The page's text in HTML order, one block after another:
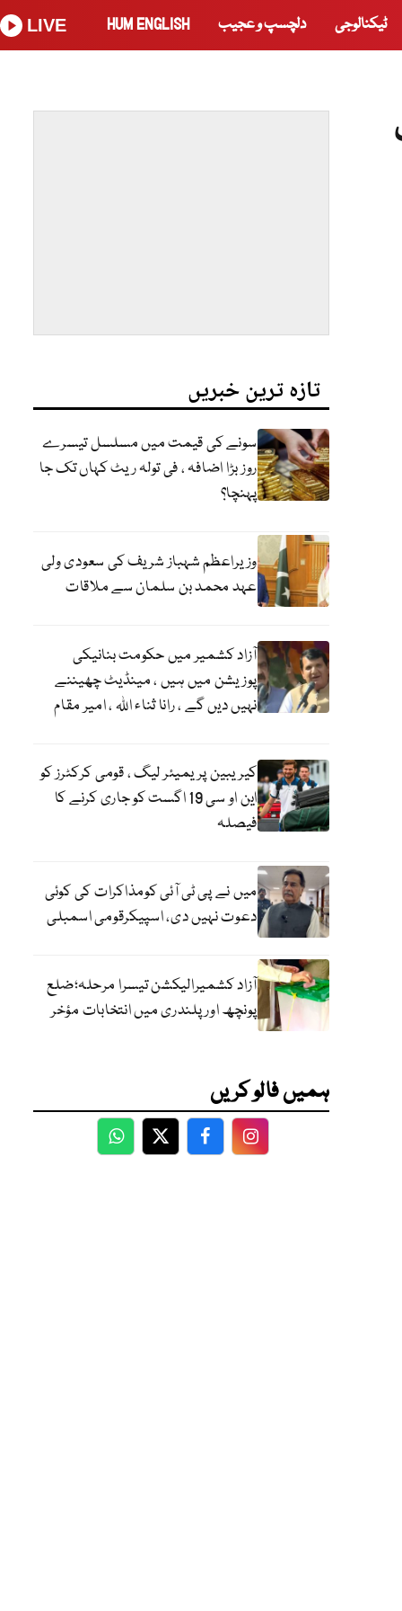
ٹیکنالوجی دلچسپ و عجیب HUM ENGLISH
LIVE
تازہ ترین خبریں
سونے کی قیمت میں مسلسل تیسرے
روز بڑا اضافہ ، فی تولہ ریٹ کہاں تک جا
پہنچا؟
وزیراعظم شہباز شریف کی سعودی ولی
عہد محمد بن سلمان سے ملاقات
آزاد کشمیر میں حکومت بنانیکی
پوزیشن میں ہیں ، مینڈیٹ چھیننے
نہیں دیں گے ، رانا ثناء اللہ ، امیر مقام
کیریبین پریمیئر لیگ ، قومی کرکٹرز کو
این او سی 19 اگست کو جاری کرنے کا
فیصلہ
میں نے پی ٹی آئی کومذاکرات کی کوئی
دعوت نہیں دی، اسپیکرقومی اسمبلی
آزاد کشمیرالیکشن تیسرا مرحلہ؛ضلع
پونچھ اور پلندری میں انتخابات مؤخر
ہمیں فالو کریں
WhatsApp
TwitterFacebookFacebook